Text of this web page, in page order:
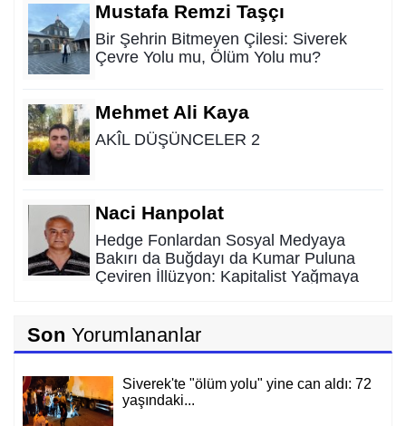
Mustafa Remzi Taşçı
Bir Şehrin Bitmeyen Çilesi: Siverek
Çevre Yolu mu, Ölüm Yolu mu?
Mehmet Ali Kaya
AKÎL DÜŞÜNCELER 2
Naci Hanpolat
Hedge Fonlardan Sosyal Medyaya
Bakırı da Buğdayı da Kumar Puluna
Çeviren İllüzyon: Kapitalist Yağmaya
SAHİDEN ŞANLIURFA SAHİPSİZ Mİ?
Cemil Yeşildağ
Son Yorumlananlar
Siverek'te "ölüm yolu" yine can aldı: 72
yaşındaki...